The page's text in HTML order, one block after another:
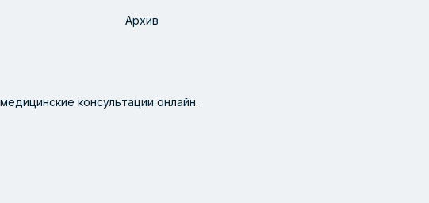
Архив
консультации онлайн.